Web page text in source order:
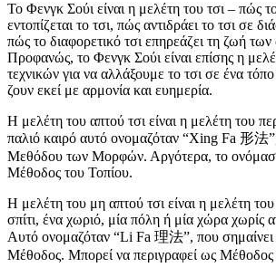
Το Φενγκ Σούι είναι η μελέτη του τσι – πώς
εντοπίζεται το τσι, πώς αντιδράει το τσι σε
πώς το διαφορετικό τσι επηρεάζει τη ζωή
Προφανώς, το Φενγκ Σούι είναι επίσης η
τεχνικών για να αλλάξουμε το τσι σε ένα
ζουν εκεί με αρμονία και ευημερία.
Η μελέτη του απτού τσι είναι η μελέτη του
παλιό καιρό αυτό ονομαζόταν “Xing Fa 形法
Μεθόδου των Μορφών. Αργότερα, το
Μέθοδος του Τοπίου.
Η μελέτη του μη απτού τσι είναι η μελέτη
σπίτι, ένα χωριό, μία πόλη ή μία χώρα χωρίς
Αυτό ονομαζόταν “Li Fa 理法”, που
Μέθοδος. Μπορεί να περιγραφεί ως Μέθοδος